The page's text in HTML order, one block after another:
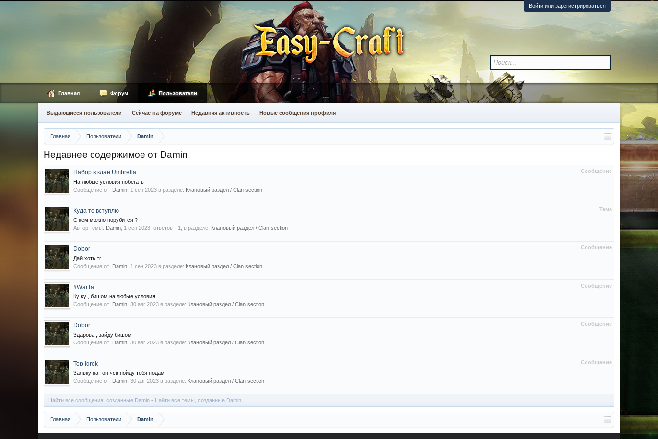
Войти или зарегистрироваться
Главная Пользователи Damin
Недавнее содержимое от Damin
Сообщение
Набор в клан Umbrella
На любые условия побегать
Сообщение от: Damin 1 сен 2023 в разделе: Клановый раздел / Сlan section
Тема
Куда то вступлю
С кем можно порубится ?
Автор темы: Damin 1 сен 2023 , ответов - 1, в разделе: Клановый раздел / Сlan section
Сообщение
Dobor
Дай хоть тг
Сообщение от: Damin 1 сен 2023 в разделе: Клановый раздел / Сlan section
Сообщение
#WarTa
Ку ку , бишом на любые условия
Сообщение от: Damin 30 авг 2023 в разделе: Клановый раздел / Сlan section
Сообщение
Dobor
Здарова , зайду бишом
Сообщение от: Damin 30 авг 2023 в разделе: Клановый раздел / Сlan section
Сообщение
Top igrok
Заявку на топ чсв пойду тебя подам
Сообщение от: Damin 30 авг 2023 в разделе: Клановый раздел / Сlan section
Найти все сообщения, созданные Damin Найти все темы, созданные Damin
Главная Пользователи Damin
Главная Форум Пользователи
Выдающиеся пользователи Сейчас на форуме Недавняя активность Новые сообщения профиля